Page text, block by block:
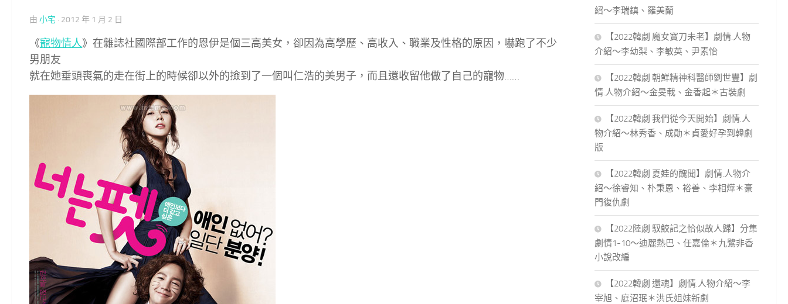
由 小宅 · 2012 年 1 月 2 日
《寵物情人》在雜誌社國際部工作的恩伊是個三高美女，卻因為高學歷、高收入、職業及性格的原因，嚇跑了不少
男朋友
就在她垂頭喪氣的走在街上的時候卻以外的撿到了一個叫仁浩的美男子，而且還收留他做了自己的寵物……
紹～李瑞鎮、羅美蘭
【2022韓劇 魔女寶刀未老】劇情.人物
介紹～李幼梨、李敏英、尹素怡
【2022韓劇 朝鮮精神科醫師劉世豐】劇
情.人物介紹～金旻載、金香起＊古裝劇
【2022韓劇 我們從今天開始】劇情.人
物介紹～林秀香、成勛＊貞愛好孕到韓劇
版
【2022韓劇 夏娃的醜聞】劇情.人物介
紹～徐睿知、朴秉恩、裕善、李相燁＊豪
門復仇劇
【2022陸劇 馭鮫記之恰似故人歸】分集
劇情1-10～迪麗熱巴、任嘉倫＊九鷺非香
小說改編
【2022韓劇 還魂】劇情.人物介紹～李
宰旭、庭沼珉＊洪氏姐妹新劇